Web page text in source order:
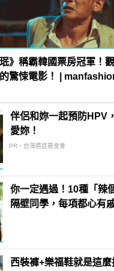
》稱霸韓國票房冠軍！
驚悚電影！ |
伴侶和妳一起預防HPV
愛妳！
PR・台灣癌症基金會
你一定遇過！10種「辣
隔壁同學，每項都心有
西裝褲+樂福鞋就是這